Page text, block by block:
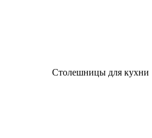
Столешницы для кухни